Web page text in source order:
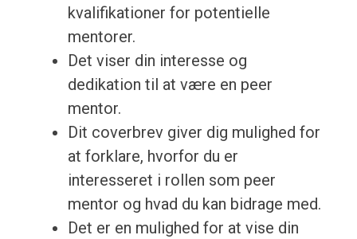
kvalifikationer for potentielle
mentorer.
Det viser din interesse og
dedikation til at være en peer
mentor.
Dit coverbrev giver dig mulighed for
at forklare, hvorfor du er
interesseret i rollen som peer
mentor og hvad du kan bidrage med.
Det er en mulighed for at vise din